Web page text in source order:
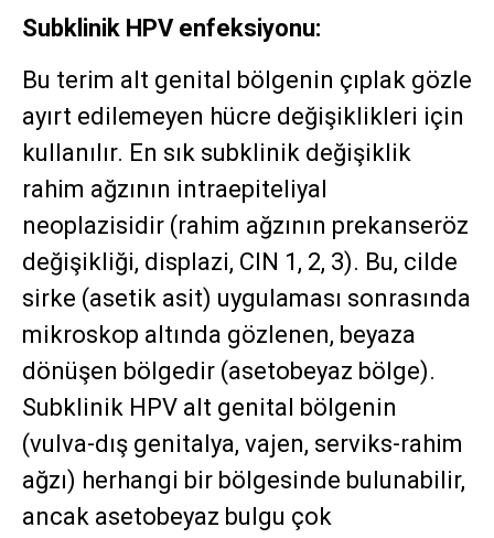
Subklinik HPV enfeksiyonu:
Bu terim alt genital bölgenin çıplak gözle
ayırt edilemeyen hücre değişiklikleri için
kullanılır. En sık subklinik değişiklik
rahim ağzının intraepiteliyal
neoplazisidir (rahim ağzının prekanseröz
değişikliği, displazi, CIN 1, 2, 3). Bu, cilde
sirke (asetik asit) uygulaması sonrasında
mikroskop altında gözlenen, beyaza
dönüşen bölgedir (asetobeyaz bölge).
Subklinik HPV alt genital bölgenin
(vulva-dış genitalya, vajen, serviks-rahim
ağzı) herhangi bir bölgesinde bulunabilir,
ancak asetobeyaz bulgu çok